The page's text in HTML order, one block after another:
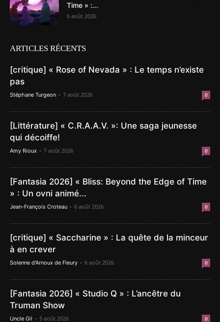
Time » :...
6 août 2026
ARTICLES RÉCENTS
[critique] « Rose of Nevada » : Le temps n’existe
pas
Stéphane Turgeon - 7 août 2026 0
[Littérature] « C.R.A.A.V. »: Une saga jeunesse
qui décoiffe!
Amy Rioux - 7 août 2026 0
[Fantasia 2026] « Bliss: Beyond the Edge of Time
» : Un ovni animé...
Jean-François Croteau - 6 août 2026 0
[critique] « Saccharine » : La quête de la minceur
à en crever
Solenne d'Arnoux de Fleury - 6 août 2026 0
[Fantasia 2026] « Studio Q » : L’ancêtre du
Truman Show
Uncle Gil - 5 août 2026 0